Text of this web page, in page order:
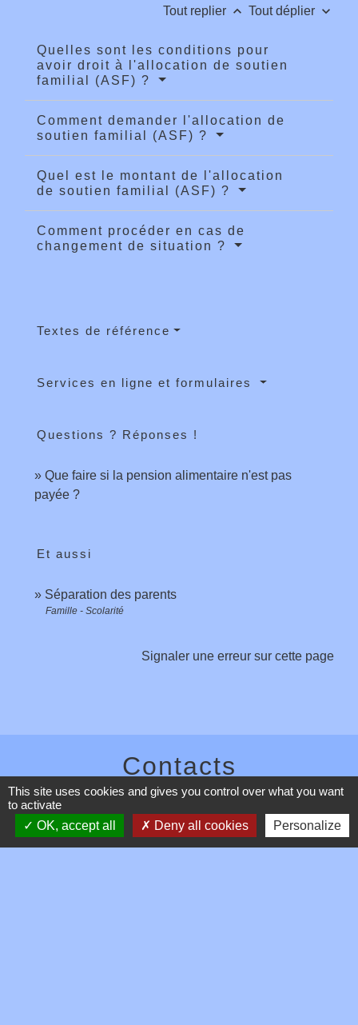
Tout replier keyboard_arrow_up Tout déplier keyboard_arrow_down
Quelles sont les conditions pour
avoir droit à l'allocation de soutien
familial (ASF) ?
Comment demander l'allocation de
soutien familial (ASF) ?
Quel est le montant de l'allocation
de soutien familial (ASF) ?
Comment procéder en cas de
changement de situation ?
Textes de référence
Services en ligne et formulaires
Questions ? Réponses !
Que faire si la pension alimentaire n'est pas
payée ?
Et aussi
Séparation des parents
Famille - Scolarité
Signaler une erreur sur cette page
Contacts
Commune de Toussieux
346, Route du Morbier
01600 Toussieux - FRANCE
This site uses cookies and gives you control over what you want
to activate
OK, accept all
Deny all cookies Personalize